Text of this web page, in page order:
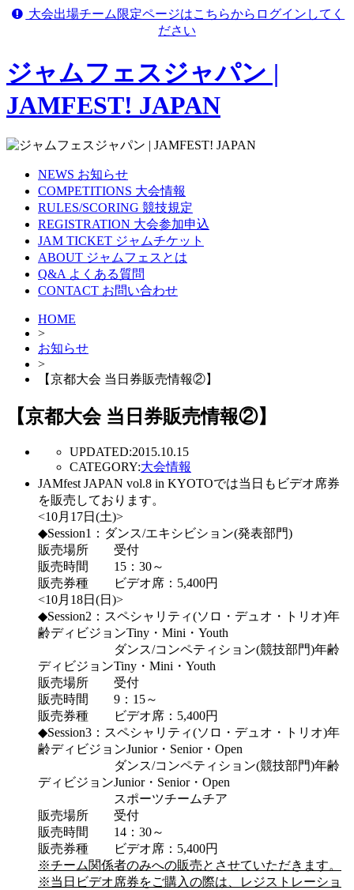
大会出場チーム限定ページはこちらからログインしてく
ださい
ジャムフェスジャパン |
JAMFEST! JAPAN
NEWS お知らせ
COMPETITIONS 大会情報
RULES/SCORING 競技規定
REGISTRATION 大会参加申込
JAM TICKET ジャムチケット
ABOUT ジャムフェスとは
Q&A よくある質問
CONTACT お問い合わせ
HOME
>
お知らせ
>
【京都大会 当日券販売情報②】
【京都大会 当日券販売情報②】
UPDATED:2015.10.15
CATEGORY:大会情報
JAMfest JAPAN vol.8 in KYOTOでは当日もビデオ席券
を販売しております。
<10月17日(土)>
◆Session1：ダンス/エキシビション(発表部門)
販売場所 受付
販売時間 15：30～
販売券種 ビデオ席：5,400円
<10月18日(日)>
◆Session2：スペシャリティ(ソロ・デュオ・トリオ)年
齢ディビジョンTiny・Mini・Youth
ダンス/コンペティション(競技部門)年齢
ディビジョンTiny・Mini・Youth
販売場所 受付
販売時間 9：15～
販売券種 ビデオ席：5,400円
◆Session3：スペシャリティ(ソロ・デュオ・トリオ)年
齢ディビジョンJunior・Senior・Open
ダンス/コンペティション(競技部門)年齢
ディビジョンJunior・Senior・Open
スポーツチームチア
販売場所 受付
販売時間 14：30～
販売券種 ビデオ席：5,400円
※チーム関係者のみへの販売とさせていただきます。
※当日ビデオ席券をご購入の際は、レジストレーショ